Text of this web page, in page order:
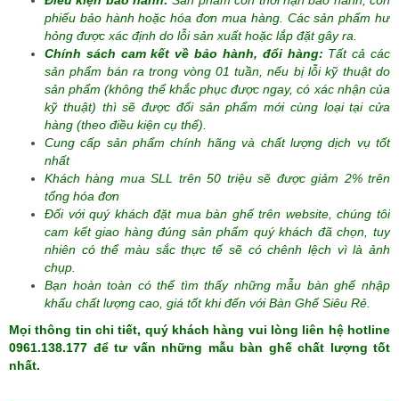
phiếu bảo hành hoặc hóa đơn mua hàng. Các sản phẩm hư
hỏng được xác định do lỗi sản xuất hoặc lắp đặt gây ra.
Chính sách cam kết về bảo hành, đổi hàng: Tất cả các
sản phẩm bán ra trong vòng 01 tuần, nếu bị lỗi kỹ thuật do
sản phẩm (không thể khắc phục được ngay, có xác nhận của
kỹ thuật) thì sẽ được đổi sản phẩm mới cùng loại tại cửa
hàng (theo điều kiện cụ thể).
Cung cấp sản phẩm chính hãng và chất lượng dịch vụ tốt
nhất
Khách hàng mua SLL trên 50 triệu sẽ được giảm 2% trên
tổng hóa đơn
Đối với quý khách đặt mua bàn ghế trên website, chúng tôi
cam kết giao hàng đúng sản phẩm quý khách đã chọn, tuy
nhiên có thể màu sắc thực tế sẽ có chênh lệch vì là ảnh
chụp.
Bạn hoàn toàn có thể tìm thấy những mẫu bàn ghế nhập
khẩu chất lượng cao, giá tốt khi đến với Bàn Ghế Siêu Rẻ.
Mọi thông tin chi tiết, quý khách hàng vui lòng liên hệ hotline
0961.138.177 để tư vấn những mẫu bàn ghế chất lượng tốt
nhất.